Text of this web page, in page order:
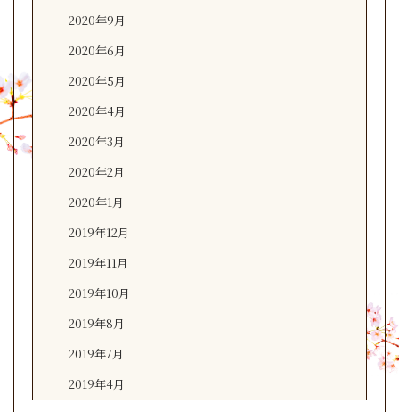
2020年9月
2020年6月
2020年5月
2020年4月
2020年3月
2020年2月
2020年1月
2019年12月
2019年11月
2019年10月
2019年8月
2019年7月
2019年4月